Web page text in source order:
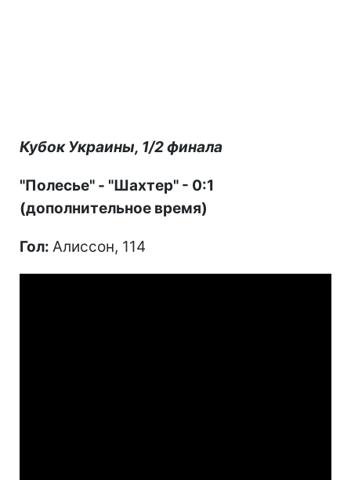
Кубок Украины, 1/2 финала
"Полесье" - "Шахтер" - 0:1
(дополнительное время)
Гол: Алиссон, 114